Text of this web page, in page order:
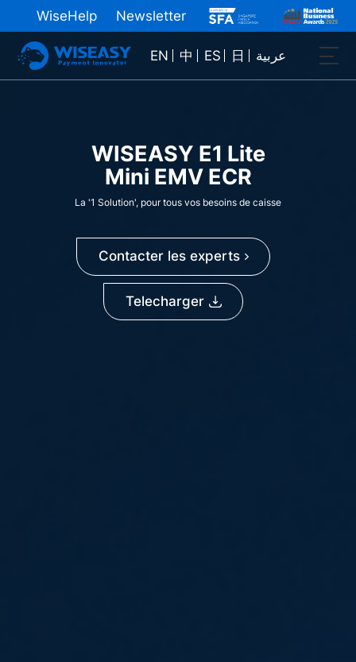
WiseHelp Newsletter
EN 中 ES 日 عربية
WISEASY E1 Lite
Mini EMV ECR
La '1 Solution', pour tous vos besoins de caisse
Contacter les experts
Telecharger